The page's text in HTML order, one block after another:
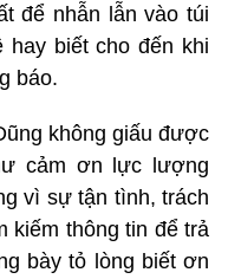
để nhẫn lẫn vào túi
hay biết cho đến khi
báo.
không giấu được
cảm ơn lực lượng
vì sự tận tình, trách
kiếm thông tin để trả
bày tỏ lòng biết ơn